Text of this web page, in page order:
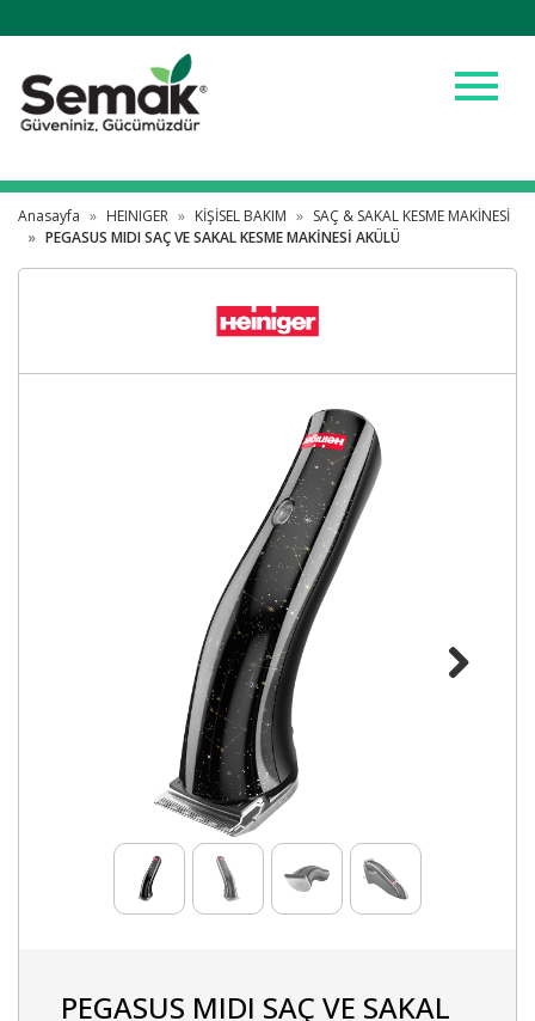
menu
Anasayfa HEINIGER KİŞİSEL BAKIM
SAÇ & SAKAL KESME MAKİNESİ
PEGASUS MIDI SAÇ VE SAKAL KESME MAKİNESİ AKÜLÜ
PEGASUS MIDI SAÇ VE SAKAL